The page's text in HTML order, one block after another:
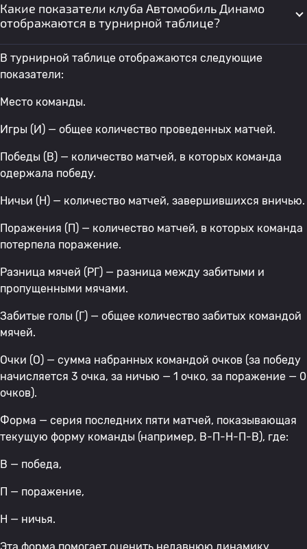
Какие показатели клуба Автомобиль Динамо
отображаются в турнирной таблице?
В турнирной таблице отображаются следующие
показатели:
Место команды.
Игры (И) — общее количество проведенных матчей.
Победы (В) — количество матчей, в которых команда
одержала победу.
Ничьи (Н) — количество матчей, завершившихся вничью.
Поражения (П) — количество матчей, в которых команда
потерпела поражение.
Разница мячей (РГ) — разница между забитыми и
пропущенными мячами.
Забитые голы (Г) — общее количество забитых командой
мячей.
Очки (О) — сумма набранных командой очков (за победу
начисляется 3 очка, за ничью — 1 очко, за поражение — 0
очков).
Форма — серия последних пяти матчей, показывающая
текущую форму команды (например, В-П-Н-П-В), где:
В — победа,
П — поражение,
Н — ничья.